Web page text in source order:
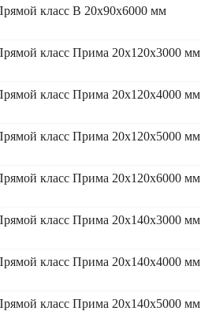
класс В 20x90x6000 мм
класс Прима 20x120x3000 мм
класс Прима 20x120x4000 мм
класс Прима 20x120x5000 мм
класс Прима 20x120x6000 мм
класс Прима 20x140x3000 мм
класс Прима 20x140x4000 мм
класс Прима 20x140x5000 мм